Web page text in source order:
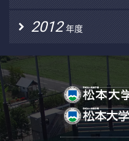
2012 年度